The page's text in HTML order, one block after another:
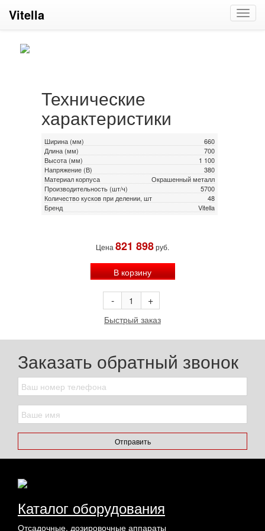
Vitella
Технические
характеристики
Ширина (мм)
660
Длина (мм)
700
Высота (мм)
1 100
Напряжение (В)
380
Материал корпуса
Окрашенный металл
Производительность (шт/ч)
5700
Количество кусков при делении, шт
48
Бренд
Vitella
Цена 821 898руб.
В корзину
- +
Быстрый заказ
Заказать обратный звонок
Отправить
Каталог оборудования
Отсадочные, дозировочные аппараты